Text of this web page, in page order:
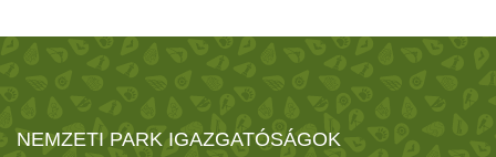
NEMZETI PARK IGAZGATÓSÁGOK